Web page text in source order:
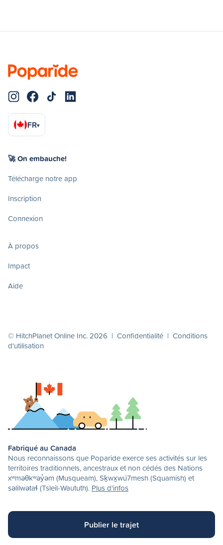
FR▾
🚀 On embauche!
Télécharge notre app
Inscription
Connexion
À propos
Impact
Aide
© HitchPlanet Online Inc. 2026 | Confidentialité | Conditions
d'utilisation
Fabriqué au Canada
Nous reconnaissons que Poparide exerce ses activités sur les
territoires traditionnels, ancestraux et non cédés des Nations
xʷməθkʷəy̓əm (Musqueam), Sḵwx̱wú7mesh (Squamish) et
səlilwətaɬ (Tsleil-Waututh). Plus d'infos